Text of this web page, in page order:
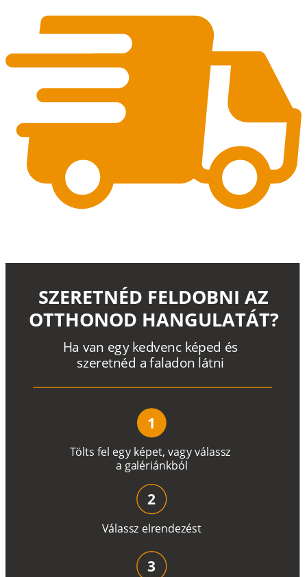
Tölts fel egy képet, vagyválassz
a galériánkból
Ha van egy kedvenc képed és
szeretnéd a faladon látni
SZERETNÉD FELDOBNI AZ
OTTHONOD HANGULATÁT?
1
Válassz elrendezést
2
3